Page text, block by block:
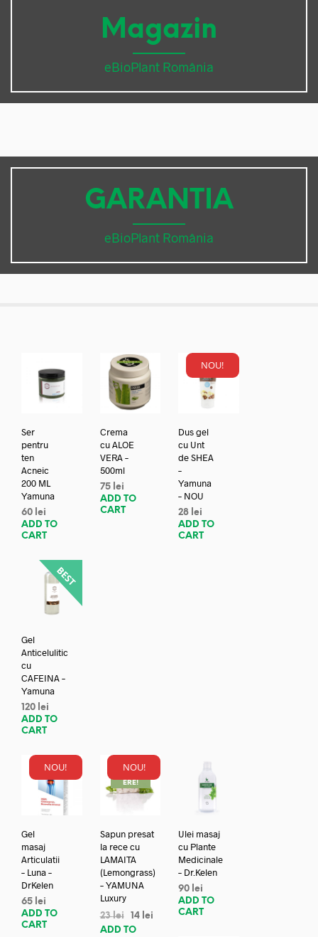
Magazin
eBioPlant România
GARANTIA
eBioPlant România
Ser
pentru
ten
Acneic
200 ML
Yamuna
60 lei
ADD TO
CART
Crema
cu ALOE
VERA –
500ml
75 lei
ADD TO
CART
NOU!
Dus gel
cu Unt
de SHEA
–
Yamuna
– NOU
28 lei
ADD TO
CART
Gel
Anticelulitic
cu
CAFEINA –
Yamuna
120 lei
ADD TO
CART
NOU!
Gel
masaj
Articulatii
– Luna –
DrKelen
65 lei
ADD TO
CART
NOU!
REDUC
ERE!
Sapun presat
la rece cu
LAMAITA
(Lemongrass)
– YAMUNA
Luxury
23lei 14 lei
ADD TO
Ulei masaj
cu Plante
Medicinale
– Dr.Kelen
90 lei
ADD TO
CART